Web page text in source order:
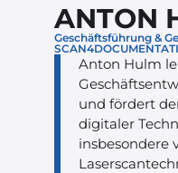
ANTON
Geschäftsführung &
Anton Hulm
und fördert
digitaler
insbesondere